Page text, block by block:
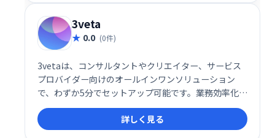
3veta
0.0 (0件)
3vetaは、コンサルタントやクリエイター、サービス
プロバイダー向けのオールインワンソリューション
で、わずか5分でセットアップ可能です。業務効率化を
支援し、スムーズな業務遂行を実現するための便利な
ツールとして推奨されています。
詳しく見る